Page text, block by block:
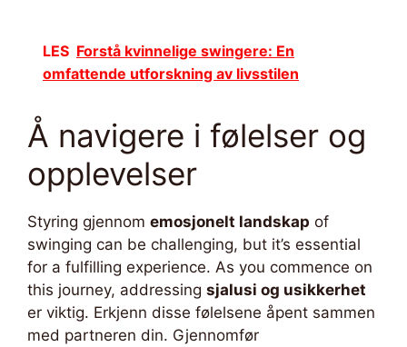
LES Forstå kvinnelige swingere: En
omfattende utforskning av livsstilen
Å navigere i følelser og
opplevelser
Styring gjennom emosjonelt landskap of
swinging can be challenging, but it’s essential
for a fulfilling experience. As you commence on
this journey, addressing sjalusi og usikkerhet
er viktig. Erkjenn disse følelsene åpent sammen
med partneren din. Gjennomfør